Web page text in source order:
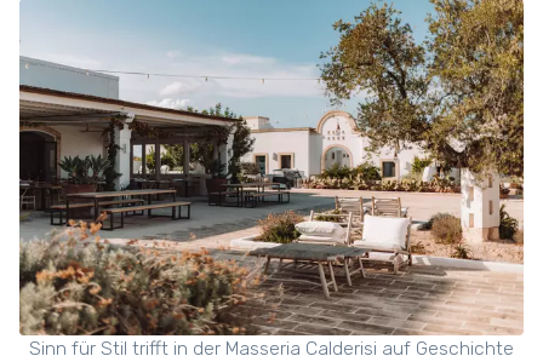
Sinn für Stil trifft in der Masseria Calderisi auf Geschichte